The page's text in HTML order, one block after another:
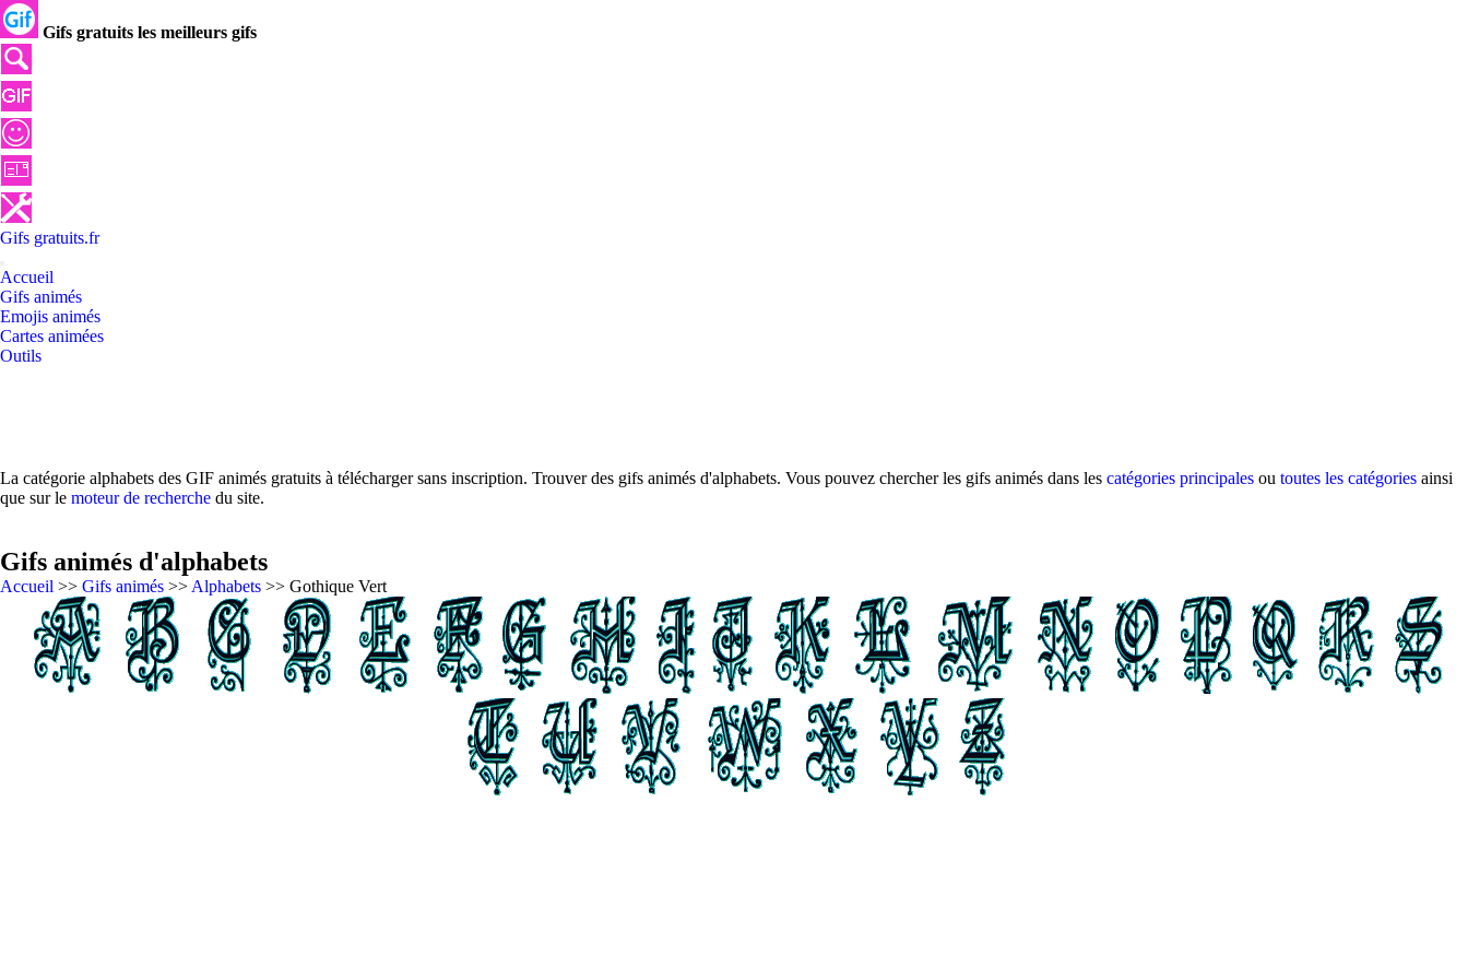
Gifs gratuits les meilleurs gifs
Gifs gratuits.fr
Accueil
Gifs animés
Emojis animés
Cartes animées
Outils
La catégorie alphabets des GIF animés gratuits à télécharger sans inscription. Trouver des gifs animés d'alphabets. Vous pouvez chercher les gifs animés dans les catégories principales ou toutes les catégories ainsi
que sur le moteur de recherche du site.
Gifs animés d'alphabets
Accueil >> Gifs animés >> Alphabets >> Gothique Vert